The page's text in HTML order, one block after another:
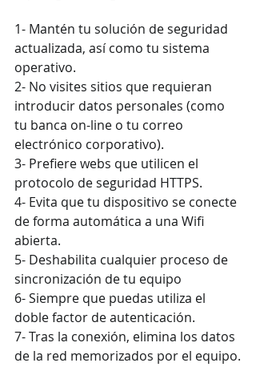
1- Mantén tu solución de seguridad
actualizada, así como tu sistema
operativo.
2- No visites sitios que requieran
introducir datos personales (como
tu banca on-line o tu correo
electrónico corporativo).
3- Prefiere webs que utilicen el
protocolo de seguridad HTTPS.
4- Evita que tu dispositivo se conecte
de forma automática a una Wifi
abierta.
5- Deshabilita cualquier proceso de
sincronización de tu equipo
6- Siempre que puedas utiliza el
doble factor de autenticación.
7- Tras la conexión, elimina los datos
de la red memorizados por el equipo.